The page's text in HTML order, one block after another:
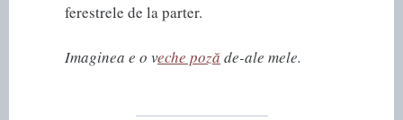
ferestrele de la parter.
Imaginea e o veche poză de-ale mele.